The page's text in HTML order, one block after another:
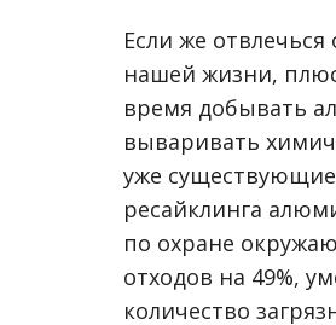
Если же
нашей жизни,
время добывать
вываривать
уже
ресайклинга
по охране
отходов на 49%,
количество